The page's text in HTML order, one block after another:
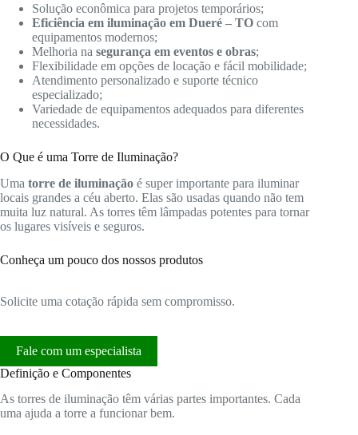
Solução econômica para projetos temporários;
Eficiência em iluminação em Dueré – TO com
equipamentos modernos;
Melhoria na segurança em eventos e obras;
Flexibilidade em opções de locação e fácil mobilidade;
Atendimento personalizado e suporte técnico
especializado;
Variedade de equipamentos adequados para diferentes
necessidades.
O Que é uma Torre de Iluminação?
Uma torre de iluminação é super importante para iluminar
locais grandes a céu aberto. Elas são usadas quando não tem
muita luz natural. As torres têm lâmpadas potentes para tornar
os lugares visíveis e seguros.
Conheça um pouco dos nossos produtos
Solicite uma cotação rápida sem compromisso.
Fale com um especialista
Definição e Componentes
As torres de iluminação têm várias partes importantes. Cada
uma ajuda a torre a funcionar bem.